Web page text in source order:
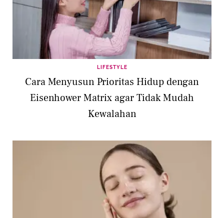
LIFESTYLE
Cara Menyusun Prioritas Hidup dengan
Eisenhower Matrix agar Tidak Mudah
Kewalahan